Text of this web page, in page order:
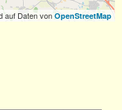
auf Daten vonOpenStreetMap